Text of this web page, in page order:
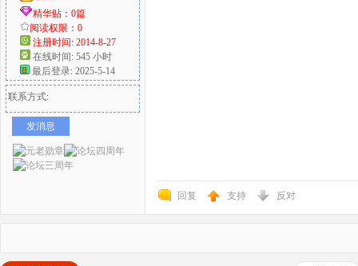
精华贴：0篇
阅读权限：0
注册时间: 2014-8-27
在线时间: 545 小时
最后登录: 2025-5-14
联系方式:
发消息
回复 支持 反对